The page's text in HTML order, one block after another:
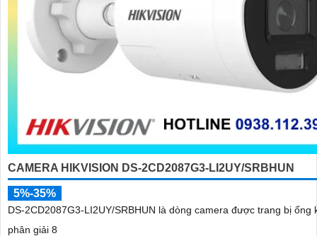
CAMERA HIKVISION DS-2CD2087G3-LI2UY/SRBHUN
5%-35%
DS-2CD2087G3-LI2UY/SRBHUN là dòng camera được trang bị ống
phân giải 8